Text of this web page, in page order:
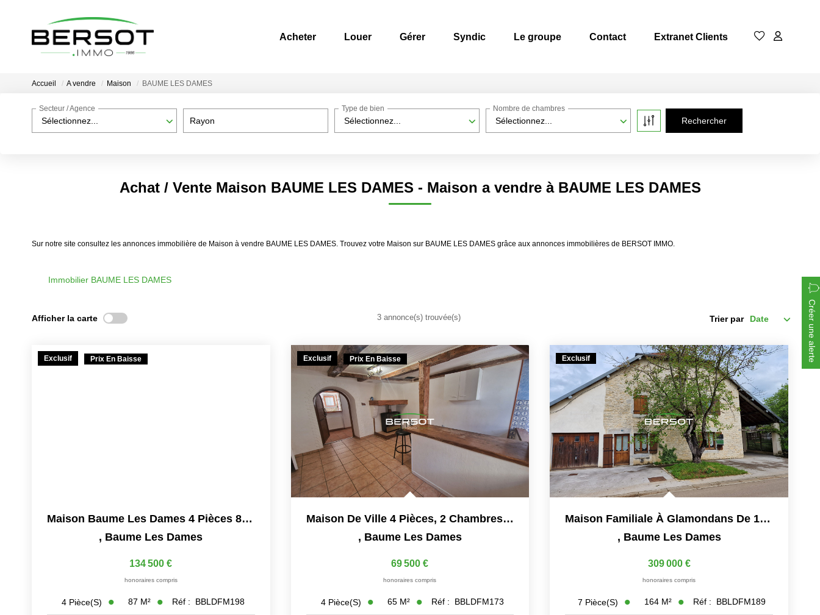
Acheter Louer Gérer Syndic Le groupe Contact Extranet Clients
Accueil A vendre Maison BAUME LES DAMES
Sélectionnez...
Secteur / Agence
Sélectionnez...
Type de bien
Sélectionnez...
Nombre de chambres
Rayon
Achat / Vente Maison BAUME LES DAMES - Maison a vendre à BAUME LES DAMES
Sur notre site consultez les annonces immobilière de Maison à vendre BAUME LES DAMES. Trouvez votre Maison sur BAUME LES DAMES grâce aux annonces immobilières de BERSOT IMMO.
Immobilier BAUME LES DAMES
Créer une alerte
Afficher la carte 3 annonce(s) trouvée(s) Trier par
Exclusif Prix En Baisse
Maison Baume Les Dames 4 Pièces 87 M² Avec Garage
, Baume Les Dames
134 500 €
honoraires compris
4 Pièce(s) 87 M² Réf : BBLDFM198
Exclusif Prix En Baisse
Maison De Ville 4 Pièces, 2 Chambres De 65 M²
, Baume Les Dames
69 500 €
honoraires compris
4 Pièce(s) 65 M² Réf : BBLDFM173
Exclusif
Maison Familiale À Glamondans De 164 M²
, Baume Les Dames
309 000 €
honoraires compris
7 Pièce(s) 164 M² Réf : BBLDFM189